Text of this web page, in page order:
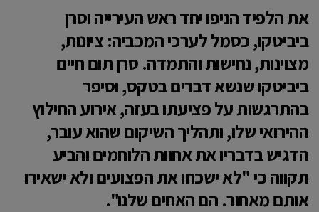
את הלפיד הניפו יחד ראש העירייה וסרן
ביביטקו, כסמל לערכי המכביה: ציונות,
מצוינות, נחישות והתמדה. סרן תום חיים
ביביטקו שנשא דברים בטקס, וסיפר
בהתרגשות על פציעתו בעזה, אירוע החילוץ
ההירואי שלו, ותהליך השיקום שהוא עובר,
הדגיש בדבריו את אחוות הלוחמים והביע
תקווה כי "לא ישכחו את הפצועים ולא ישאירו
אותם מאחור. הם האחים שלנו".